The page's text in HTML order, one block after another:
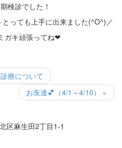
検診でした！
っても上手に出来ました(^O^)／
ガキ頑張ってね❤
療について
お友達💕（4/1～4/10） »
区麻生田2丁目1-1